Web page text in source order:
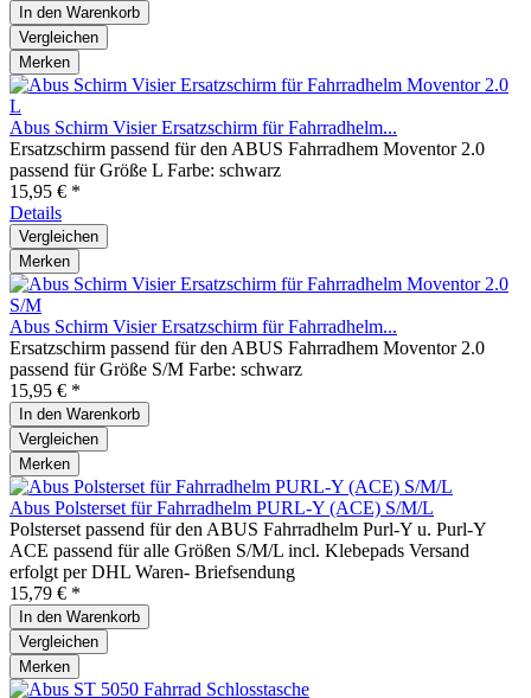
In den Warenkorb
Vergleichen
Merken
Abus Schirm Visier Ersatzschirm für Fahrradhelm...
Ersatzschirm passend für den ABUS Fahrradhem Moventor 2.0
passend für Größe L Farbe: schwarz
15,95 € *
Details
Vergleichen
Merken
Abus Schirm Visier Ersatzschirm für Fahrradhelm...
Ersatzschirm passend für den ABUS Fahrradhem Moventor 2.0
passend für Größe S/M Farbe: schwarz
15,95 € *
In den Warenkorb
Vergleichen
Merken
Abus Polsterset für Fahrradhelm PURL-Y (ACE) S/M/L
Polsterset passend für den ABUS Fahrradhelm Purl-Y u. Purl-Y
ACE passend für alle Größen S/M/L incl. Klebepads Versand
erfolgt per DHL Waren- Briefsendung
15,79 € *
In den Warenkorb
Vergleichen
Merken